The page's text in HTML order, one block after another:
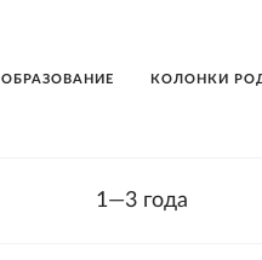
ОБРАЗОВАНИЕ КОЛОНКИ
1—3 года